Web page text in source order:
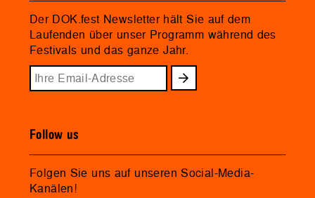
Der DOK.fest Newsletter hält Sie auf dem
Laufenden über unser Programm während des
Festivals und das ganze Jahr.
Follow us
Folgen Sie uns auf unseren Social-Media-
Kanälen!